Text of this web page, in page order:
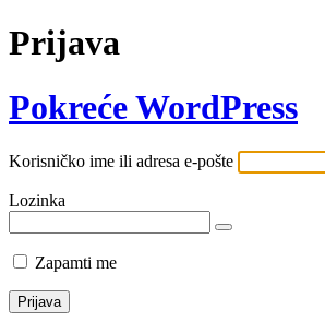
Prijava
Pokreće WordPress
Korisničko ime ili adresa e-pošte
Lozinka
Zapamti me